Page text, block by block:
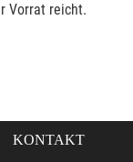
Vorrat reicht.
KONTAKT